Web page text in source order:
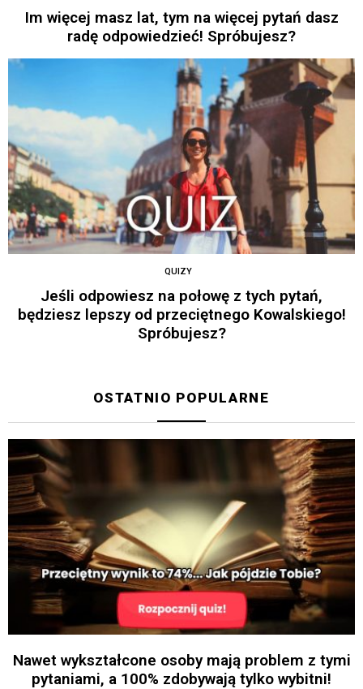
Im więcej masz lat, tym na więcej pytań dasz
radę odpowiedzieć! Spróbujesz?
QUIZY
Jeśli odpowiesz na połowę z tych pytań,
będziesz lepszy od przeciętnego Kowalskiego!
Spróbujesz?
OSTATNIO POPULARNE
Nawet wykształcone osoby mają problem z tymi
pytaniami, a 100% zdobywają tylko wybitni!